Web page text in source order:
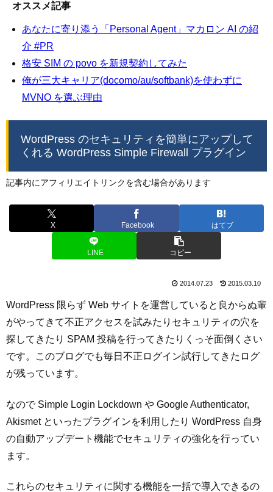
オススメ記事
あなたに寄り添う「Personal Agent」マカロン AI の紹
介 #PR
格安 SIM の povo を新規契約してみた
俺が三大キャリア(docomo/au/softbank)を使わずに
MVNO を選ぶ理由
WordPress のセキュリティを簡単にアップして
くれる WordPress Simple Firewall プラグイン
記事内にアフィリエイトリンクを含む場合があります
X Facebook はてブ
LINE コピー
2014.07.23 2015.03.10
WordPress 限らず Web サイトを運営していると良からぬ輩
がやってきて不正アクセスを試みたりセキュリティの穴を
探してきたり SPAM 投稿を行ってきたりくっそ面倒くさい
です。このブログでも毎日不正ログイン試行してきたログ
が残っています。
なので Simple Login Lockdown や Google Authenticator,
Akismet といったプラグインを利用したり WordPress 自身
の自動アップデート機能でセキュリティの強化を行ってい
ます。
これらのセキュリティに関する機能を一括で導入できるの